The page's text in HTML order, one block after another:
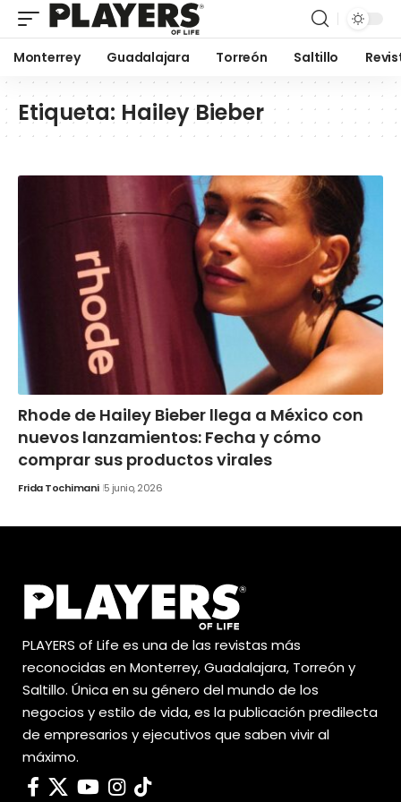
Monterrey Guadalajara Torreón Saltillo
Etiqueta: Hailey Bieber
Rhode de Hailey Bieber llega a México con
nuevos lanzamientos: Fecha y cómo
comprar sus productos virales
Frida Tochimani 5 junio, 2026
PLAYERS of Life es una de las revistas más
reconocidas en Monterrey, Guadalajara, Torreón y
Saltillo. Única en su género del mundo de los
negocios y estilo de vida, es la publicación predilecta
de empresarios y ejecutivos que saben vivir al
máximo.